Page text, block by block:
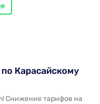
Карасайскому
Снижение тарифов на